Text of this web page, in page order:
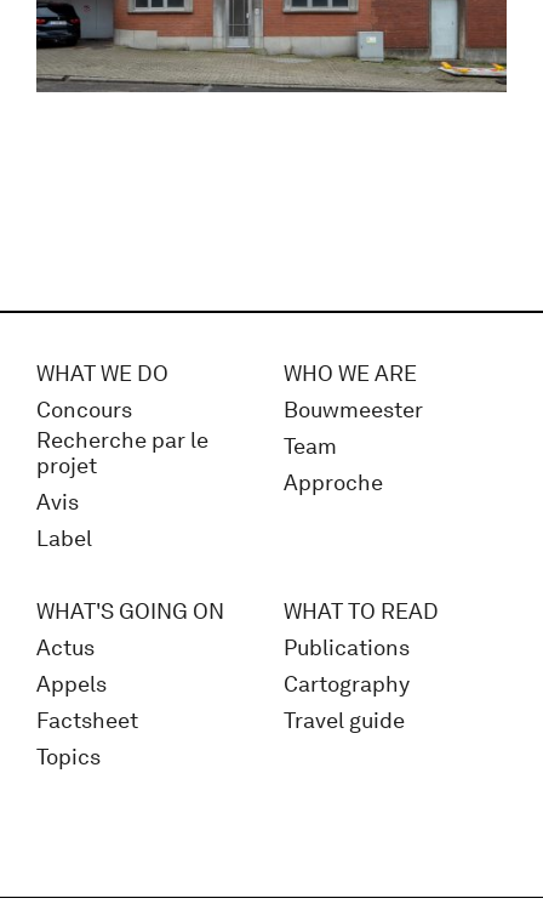
WHAT WE DO
Concours
Recherche par le
projet
Avis
Label
WHO WE ARE
Bouwmeester
Team
Approche
WHAT'S GOING ON
Actus
Appels
Factsheet
Topics
WHAT TO READ
Publications
Cartography
Travel guide